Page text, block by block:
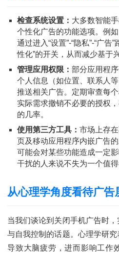
诈
知
识
检查系统设置： 大多数智能
个性化广告的功能选项。例
通过进入“设置”-“隐私”-“广告
性化”的开关，从而减少基于
管理应用权限： 部分应用程
个人信息（如位置、联系人
推送相关广告。定期审查每
实际需求撤销不必要的授权
的几率。
使用第三方工具： 市场上存
页及移动应用程序内嵌广告
可能会对某些功能造成一定
干扰的人来说不失为一个值得
从心理学角度看待广告
当我们谈论到关闭手机广告时
与自我控制的话题。心理学研
导致大脑疲劳，进而影响工作